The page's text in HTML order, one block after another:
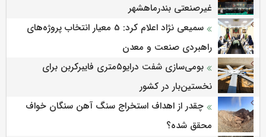
غیرصنعتی بندرماهشهر
سمیعی‌ نژاد اعلام کرد: 5 معیار انتخاب پروژه‌های
راهبردی صنعت و معدن
بومی‌سازی شفت درایو۵متری فایبرکربن برای
نخستین‌بار در کشور
چقدر از اهداف استخراج سنگ آهن سنگان خواف
محقق شده؟